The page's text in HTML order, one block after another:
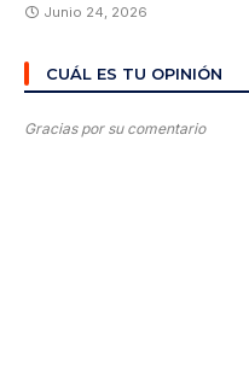
Junio 24, 2026
CUÁL ES TU OPINIÓN
Gracias por su comentario